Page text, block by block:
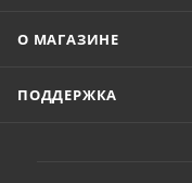
О МАГАЗИНЕ
ПОДДЕРЖКА